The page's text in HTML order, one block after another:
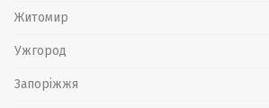
Житомир
Ужгород
Запоріжжя